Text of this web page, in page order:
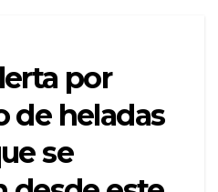
por
de heladas
se